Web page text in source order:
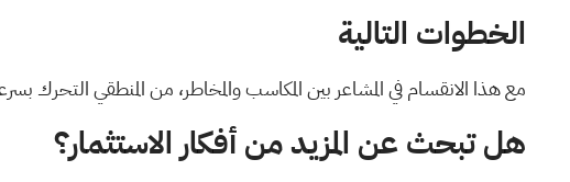
الخطوات التالية
مع هذا الانقسام في المشاعر بين المكاسب والمخاطر، من المنطقي التحرك
هل تبحث عن المزيد من أفكار الاستثمار؟